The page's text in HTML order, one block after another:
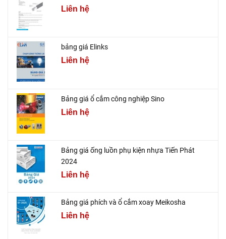
Liên hệ
bảng giá Elinks
Liên hệ
Bảng giá ổ cắm công nghiệp Sino
Liên hệ
Bảng giá ống luồn phụ kiện nhựa Tiến Phát
2024
Liên hệ
Bảng giá phích và ổ cắm xoay Meikosha
Liên hệ